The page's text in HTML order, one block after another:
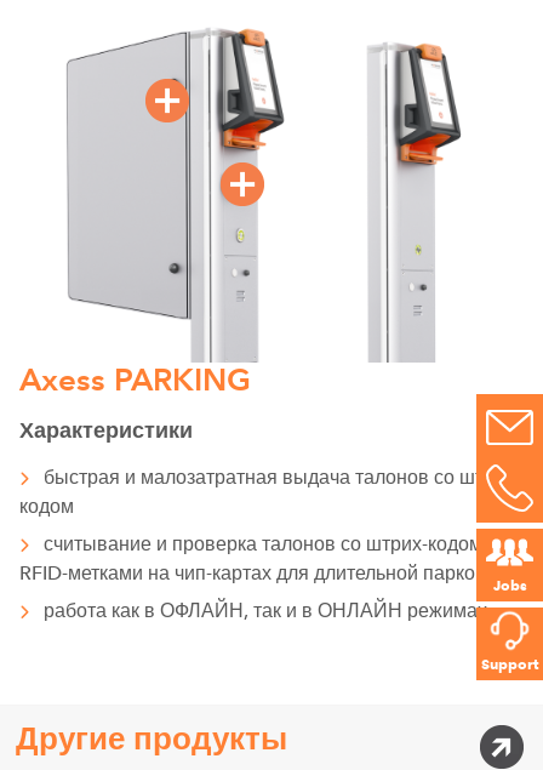
Jobs
Support
Axess PARKING
Характеристики
быстрая и малозатратная выдача талонов со штрих-
кодом
считывание и проверка талонов со штрих-кодом и с
RFID-метками на чип-картах для длительной парковки
работа как в ОФЛАЙН, так и в ОНЛАЙН режимах
Другие продукты